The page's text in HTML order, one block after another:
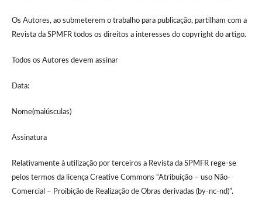
Os Autores, ao submeterem o trabalho para publicação, partilham com a
Revista da SPMFR todos os direitos a interesses do copyright do artigo.
Todos os Autores devem assinar
Data:
Nome(maiúsculas)
Assinatura
Relativamente à utilização por terceiros a Revista da SPMFR rege-se
pelos termos da licença Creative Commons “Atribuição – uso Não-
Comercial – Proibição de Realização de Obras derivadas (by-nc-nd)”.